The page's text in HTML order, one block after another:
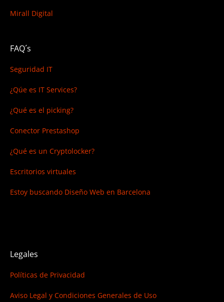
Mirall Digital
FAQ´s
Seguridad IT
¿Qúe es IT Services?
¿Qué es el picking?
Conector Prestashop
¿Qué es un Cryptolocker?
Escritorios virtuales
Estoy buscando Diseño Web en Barcelona
Legales
Políticas de Privacidad
Aviso Legal y Condiciones Generales de Uso